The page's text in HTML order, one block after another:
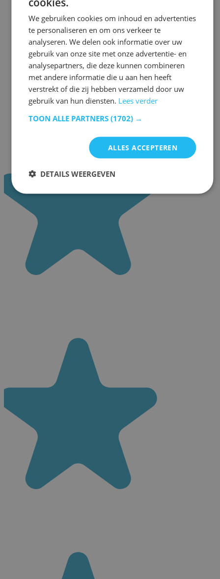
We gebruiken cookies om inhoud en advertenties
te personaliseren en om ons verkeer te
analyseren. We delen ook informatie over uw
gebruik van onze site met onze advertentie- en
analysepartners, die deze kunnen combineren
met andere informatie die u aan hen heeft
verstrekt of die zij hebben verzameld door uw
gebruik van hun diensten. Lees verder
TOON ALLE PARTNERS (1702) →
ALLES ACCEPTEREN
DETAILS WEERGEVEN